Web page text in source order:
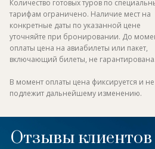
Количество готовых туров по
тарифам ограничено. Наличие мест на
конкретные даты по указанной цене
уточняйте при бронировании. До
оплаты цена на авиабилеты или пакет,
включающий билеты, не гарантирована.
В момент оплаты цена фиксируется и не
подлежит дальнейшему изменению.
Отзывы клиентов